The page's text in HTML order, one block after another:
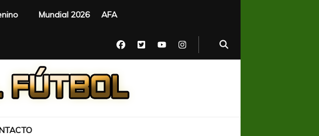
Mundial 2026 AFA